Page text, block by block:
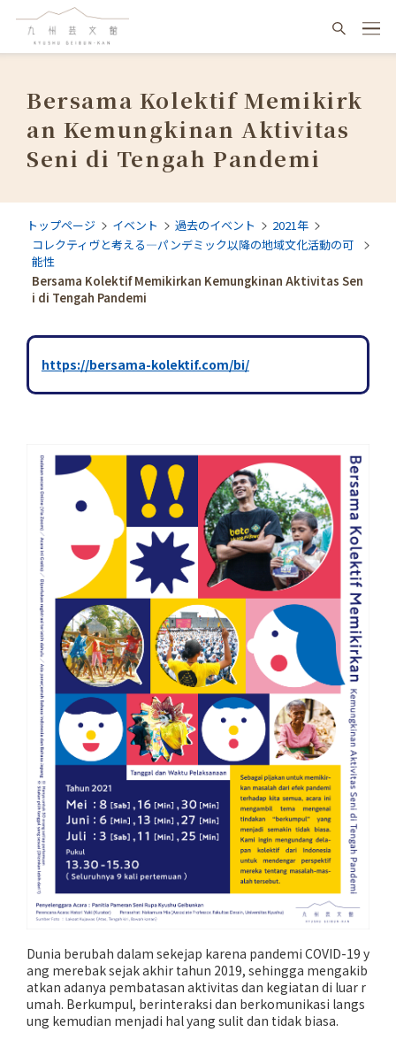
Bersama Kolektif Memikirk
an Kemungkinan Aktivitas
Seni di Tengah Pandemi
トップページ イベント 過去のイベント
2021年
コレクティヴと考える―パンデミック以降の地域文化活動の可
能性
Bersama Kolektif Memikirkan Kemungkinan Aktivitas Sen
i di Tengah Pandemi
https://bersama-kolektif.com/bi/
Dunia berubah dalam sekejap karena pandemi COVID-19 y
ang merebak sejak akhir tahun 2019, sehingga mengakib
atkan adanya pembatasan aktivitas dan kegiatan di luar r
umah. Berkumpul, berinteraksi dan berkomunikasi langs
ung kemudian menjadi hal yang sulit dan tidak biasa.